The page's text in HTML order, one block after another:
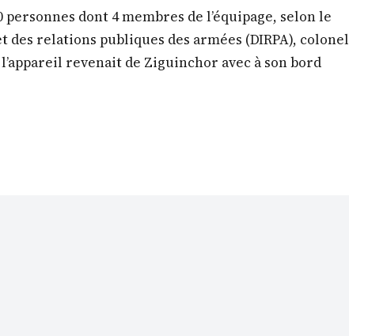
personnes dont 4 membres de l’équipage, selon le
relations publiques des armées (DIRPA), colonel
revenait de Ziguinchor avec à son bord